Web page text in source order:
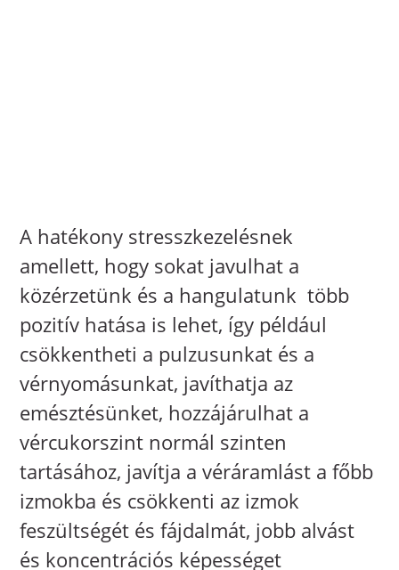
A hatékony stresszkezelésnek 
amellett, hogy sokat javulhat a
közérzetünk és a hangulatunk  több
pozitív hatása is lehet, így például
csökkentheti a pulzusunkat és a
vérnyomásunkat, javíthatja az
emésztésünket, hozzájárulhat a
vércukorszint normál szinten
tartásához, javítja a véráramlást a főbb
izmokba és csökkenti az izmok
feszültségét és fájdalmát, jobb alvást
és koncentrációs képességet